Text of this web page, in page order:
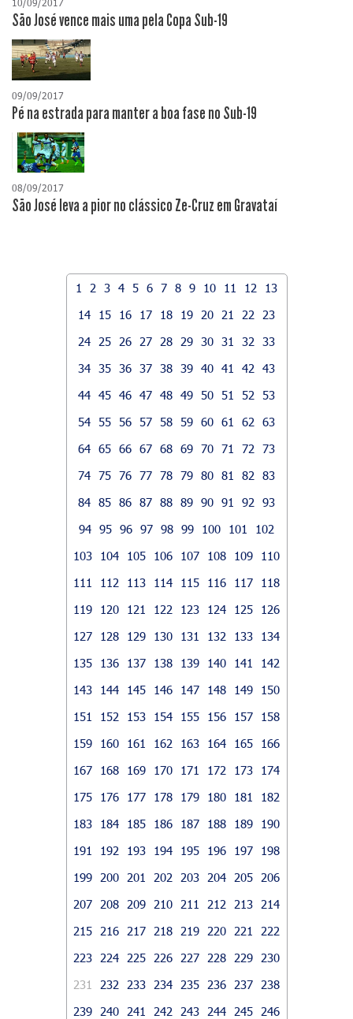
10/09/2017
São José vence mais uma pela Copa Sub-19
09/09/2017
Pé na estrada para manter a boa fase no Sub-19
08/09/2017
São José leva a pior no clássico Ze-Cruz em Gravataí
1 2 3 4 5 6 7 8 9 10 11 12
13
14
15 16 17 18 19 20 21 22
23
24
25 26 27 28 29 30 31 32
33
34 35 36 37 38 39 40 41 42
43
44 45 46 47 48 49 50 51 52
53
54 55 56 57 58 59 60 61 62
63
64 65 66 67 68 69 70 71 72
73
74 75 76 77 78 79 80 81 82
83
84 85 86 87 88 89 90 91 92
93
94 95 96 97 98 99 100 101
102
103
104 105 106 107 108 109
110
111
112 113 114 115 116 117
118
119
120 121 122 123 124 125
126
127
128 129 130 131 132 133
134
135
136 137 138 139 140 141
142
143
144 145 146 147 148 149
150
151
152 153 154 155 156 157
158
159
160 161 162 163 164 165
166
167
168 169 170 171 172 173
174
175
176 177 178 179 180 181
182
183
184 185 186 187 188 189
190
191
192 193 194 195 196 197
198
199
200 201 202 203 204 205
206
207
208 209 210 211 212 213
214
215
216 217 218 219 220 221
222
223
224 225 226 227 228 229
230
231
232 233 234 235 236 237
238
239
240 241 242 243 244 245
246